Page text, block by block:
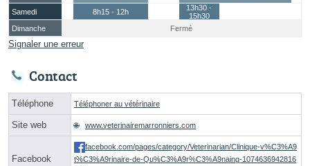
Samedi
8h15 - 12h
13h30 -
15h30
Dimanche
Fermé
Signaler une erreur
Contact
Téléphone Téléphoner au vétérinaire
Site web www.veterinairemarronniers.com
Facebook
facebook.com/pages/category/Veterinarian/Clinique-v%C3%A9
t%C3%A9rinaire-de-Qu%C3%A9r%C3%A9naing-1074636942816